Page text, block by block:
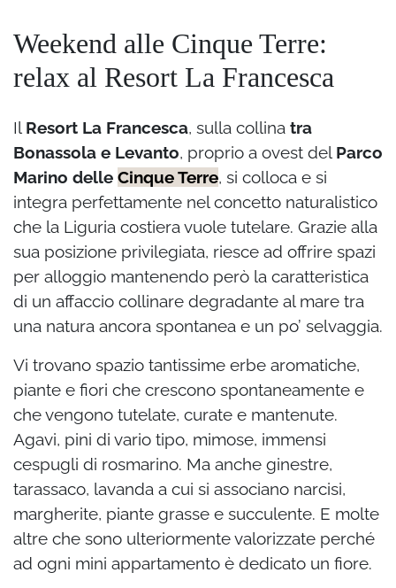
Weekend alle Cinque Terre:
relax al Resort La Francesca
Il Resort La Francesca, sulla collina tra
Bonassola e Levanto, proprio a ovest del Parco
Marino delle Cinque Terre, si colloca e si
integra perfettamente nel concetto naturalistico
che la Liguria costiera vuole tutelare. Grazie alla
sua posizione privilegiata, riesce ad offrire spazi
per alloggio mantenendo però la caratteristica
di un affaccio collinare degradante al mare tra
una natura ancora spontanea e un po’ selvaggia.
Vi trovano spazio tantissime erbe aromatiche,
piante e fiori che crescono spontaneamente e
che vengono tutelate, curate e mantenute.
Agavi, pini di vario tipo, mimose, immensi
cespugli di rosmarino. Ma anche ginestre,
tarassaco, lavanda a cui si associano narcisi,
margherite, piante grasse e succulente. E molte
altre che sono ulteriormente valorizzate perché
ad ogni mini appartamento è dedicato un fiore.